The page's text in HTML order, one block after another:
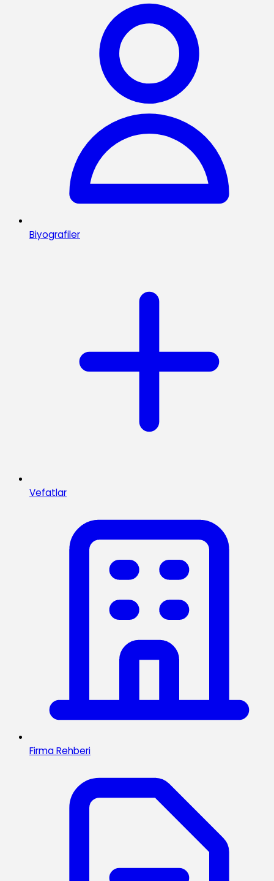
Biyografiler
Vefatlar
Firma Rehberi